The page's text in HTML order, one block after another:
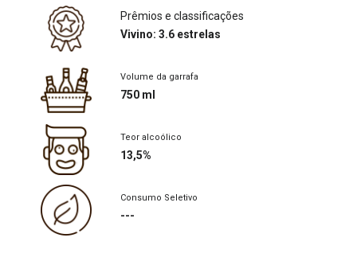
Prêmios e classificações
Vivino: 3.6 estrelas
Volume da garrafa
750 ml
Teor alcoólico
13,5%
Consumo Seletivo
---